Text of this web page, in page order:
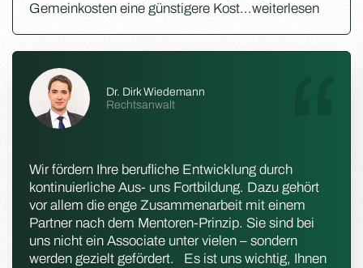
Gemeinkosten eine günstigere Kost...weiterlesen
Dr. Dirk Wiedemann
Rechtsanwalt
Wir fördern Ihre berufliche Entwicklung durch
kontinuierliche Aus- uns Fortbildung. Dazu gehört
vor allem die enge Zusammenarbeit mit einem
Partner nach dem Mentoren-Prinzip. Sie sind bei
uns nicht ein Associate unter vielen – sondern
werden gezielt gefördert. Es ist uns wichtig, Ihnen